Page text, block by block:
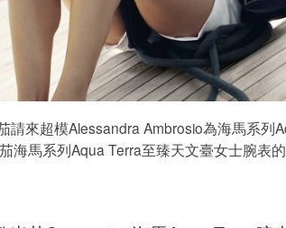
請來超模Alessandra Ambrosio為海馬系
海馬系列Aqua Terra至臻天文臺女士腕表